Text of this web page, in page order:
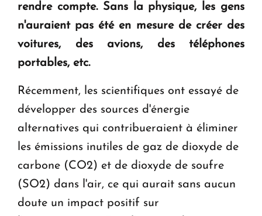
rendre compte. Sans la physique, les gens
n'auraient pas été en mesure de créer des
voitures, des avions, des téléphones
portables, etc.
Récemment, les scientifiques ont essayé de
développer des sources d'énergie
alternatives qui contribueraient à éliminer
les émissions inutiles de gaz de dioxyde de
carbone (CO2) et de dioxyde de soufre
(SO2) dans l'air, ce qui aurait sans aucun
doute un impact positif sur